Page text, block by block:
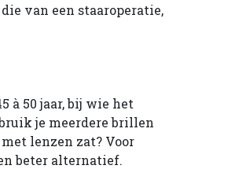
van een staaroperatie,
à 50 jaar, bij wie het
je meerdere brillen
lenzen zat? Voor
beter alternatief.